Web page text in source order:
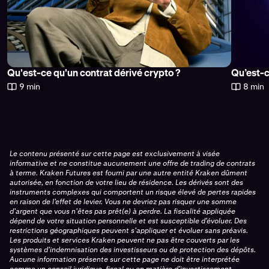
Qu'est-ce qu'un contrat dérivé crypto ?
9 min
Qu’est-
8 min
Le contenu présenté sur cette page est exclusivement à visée
informative et ne constitue aucunement une offre de trading de contrats
à terme. Kraken Futures est fourni par une autre entité Kraken dûment
autorisée, en fonction de votre lieu de résidence. Les dérivés sont des
instruments complexes qui comportent un risque élevé de pertes rapides
en raison de l’effet de levier. Vous ne devriez pas risquer une somme
d’argent que vous n’êtes pas prêt(e) à perdre. La fiscalité appliquée
dépend de votre situation personnelle et est susceptible d’évoluer. Des
restrictions géographiques peuvent s’appliquer et évoluer sans préavis.
Les produits et services Kraken peuvent ne pas être couverts par les
systèmes d’indemnisation des investisseurs ou de protection des dépôts.
Aucune information présente sur cette page ne doit être interprétée